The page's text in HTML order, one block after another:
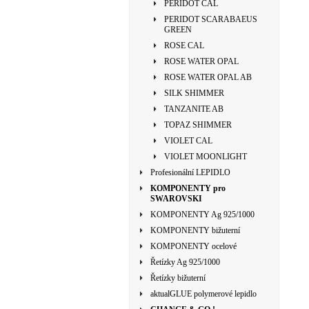
PERIDOT CAL
PERIDOT SCARABAEUS
GREEN
ROSE CAL
ROSE WATER OPAL
ROSE WATER OPAL AB
SILK SHIMMER
TANZANITE AB
TOPAZ SHIMMER
VIOLET CAL
VIOLET MOONLIGHT
Profesionální LEPIDLO
KOMPONENTY pro
SWAROVSKI
KOMPONENTY Ag 925/1000
KOMPONENTY bižuterní
KOMPONENTY ocelové
Řetízky Ag 925/1000
Řetízky bižuterní
aktualGLUE polymerové lepidlo